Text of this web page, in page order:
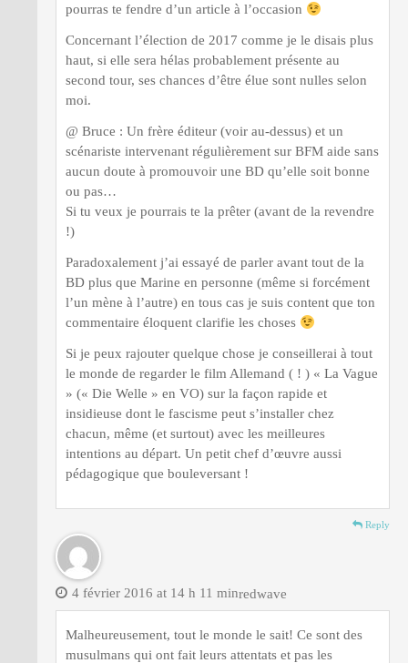
pourras te fendre d’un article à l’occasion
Concernant l’élection de 2017 comme je le disais plus
haut, si elle sera hélas probablement présente au
second tour, ses chances d’être élue sont nulles selon
moi.
@ Bruce : Un frère éditeur (voir au-dessus) et un
scénariste intervenant régulièrement sur BFM aide sans
aucun doute à promouvoir une BD qu’elle soit bonne
ou pas…
Si tu veux je pourrais te la prêter (avant de la revendre
!)
Paradoxalement j’ai essayé de parler avant tout de la
BD plus que Marine en personne (même si forcément
l’un mène à l’autre) en tous cas je suis content que ton
commentaire éloquent clarifie les choses
Si je peux rajouter quelque chose je conseillerai à tout
le monde de regarder le film Allemand ( ! ) « La Vague
» (« Die Welle » en VO) sur la façon rapide et
insidieuse dont le fascisme peut s’installer chez
chacun, même (et surtout) avec les meilleures
intentions au départ. Un petit chef d’œuvre aussi
pédagogique que bouleversant !
Reply
redwave
4 février 2016 at 14 h 11 min
Malheureusement, tout le monde le sait! Ce sont des
musulmans qui ont fait leurs attentats et pas les